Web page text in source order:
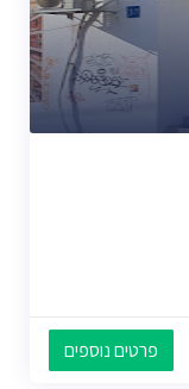
פרטים נוספים